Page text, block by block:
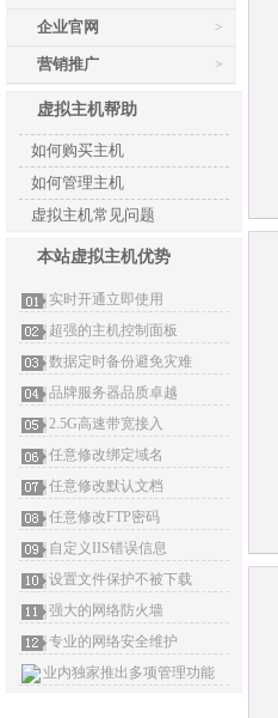
>
企业官网
>
营销推广
虚拟主机帮助
如何购买主机
如何管理主机
虚拟主机常见问题
本站虚拟主机优势
实时开通立即使用
超强的主机控制面板
数据定时备份避免灾难
品牌服务器品质卓越
2.5G高速带宽接入
任意修改绑定域名
任意修改默认文档
任意修改FTP密码
自定义IIS错误信息
设置文件保护不被下载
强大的网络防火墙
专业的网络安全维护
业内独家推出多项管理功能